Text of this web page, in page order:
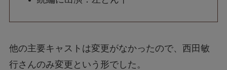
他の主要キャストは変更がなかったので、西田敏
行さんのみ変更という形でした。